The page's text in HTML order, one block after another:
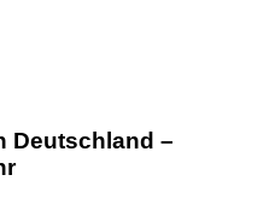
Deutschland –